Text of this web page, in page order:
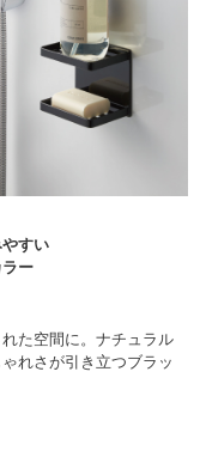
すい
ー
た空間に。ナチュラル
れさが引き立つブラッ